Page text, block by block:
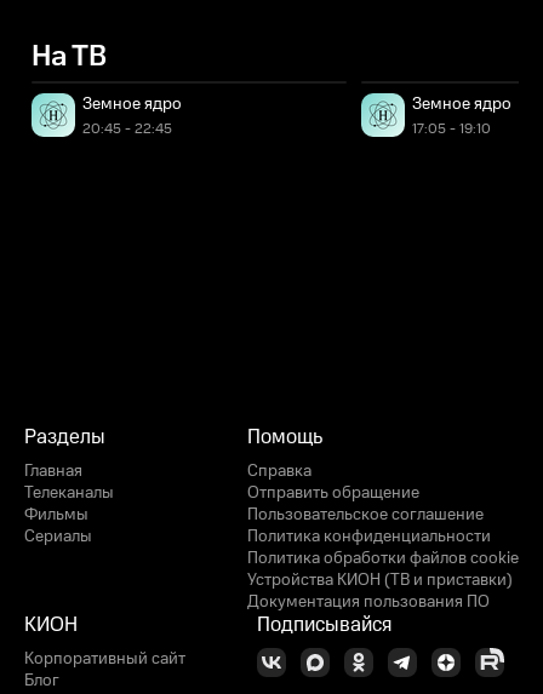
На ТВ
Земное ядро
20:45 - 22:45
Земное ядро
17:05 - 19:10
Разделы
Главная
Телеканалы
Фильмы
Сериалы
Помощь
Справка
Отправить обращение
Пользовательское соглашение
Политика конфиденциальности
Политика обработки файлов cookie
Устройства КИОН (ТВ и приставки)
Документация пользования ПО
КИОН
Корпоративный сайт
Блог
Подписывайся